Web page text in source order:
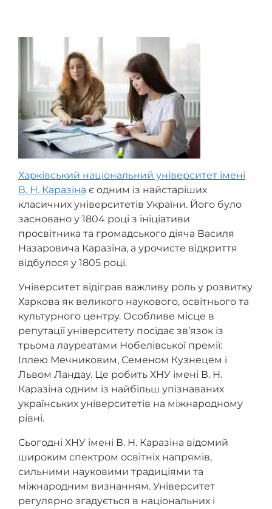
ВУЗу. В окремих методичках передбачені
посторінкові посилання, посилання у квадратних
дужках, електронне подання файлу та публічний
Харківський національний університет імені
В. Н. Каразіна є одним із найстаріших
класичних університетів України. Його було
засновано у 1804 році з ініціативи
просвітника та громадського діяча Василя
Назаровича Каразіна, а урочисте відкриття
відбулося у 1805 році.
Університет відіграв важливу роль у розвитку
Харкова як великого наукового, освітнього та
культурного центру. Особливе місце в
репутації університету посідає зв’язок із
трьома лауреатами Нобелівської премії:
Іллею Мечниковим, Семеном Кузнецем і
Львом Ландау. Це робить ХНУ імені В. Н.
Каразіна одним із найбільш упізнаваних
українських університетів на міжнародному
рівні.
Сьогодні ХНУ імені В. Н. Каразіна відомий
широким спектром освітніх напрямів,
сильними науковими традиціями та
міжнародним визнанням. Університет
регулярно згадується в національних і